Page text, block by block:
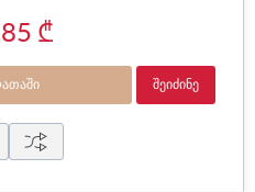
₾
ᲨᲔᲘᲫᲘᲜᲔ